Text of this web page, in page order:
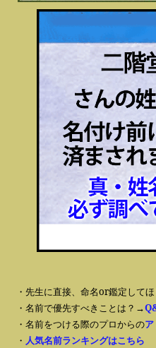
二階
・先生に直接、命名or鑑定して
・名前で優先すべきことは？→
・名前をつける際のプロからのア
・ 人気名前ランキングはこちら